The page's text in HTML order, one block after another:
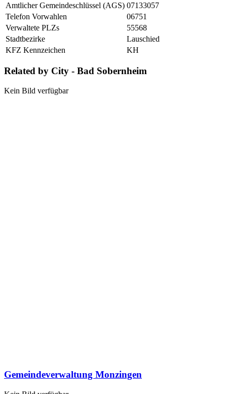
Amtlicher Gemeindeschlüssel (AGS) 07133057
Telefon Vorwahlen
06751
Verwaltete PLZs
55568
Stadtbezirke
Lauschied
KFZ Kennzeichen
KH
Related by City - Bad Sobernheim
Kein Bild verfügbar
Gemeindeverwaltung Monzingen